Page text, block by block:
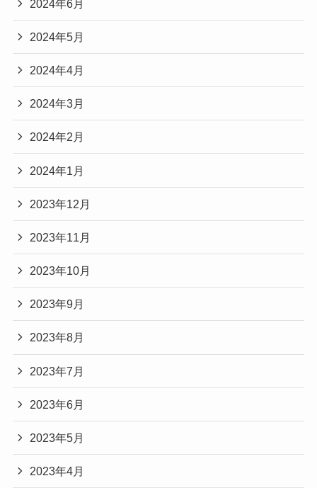
2024年6月
2024年5月
2024年4月
2024年3月
2024年2月
2024年1月
2023年12月
2023年11月
2023年10月
2023年9月
2023年8月
2023年7月
2023年6月
2023年5月
2023年4月